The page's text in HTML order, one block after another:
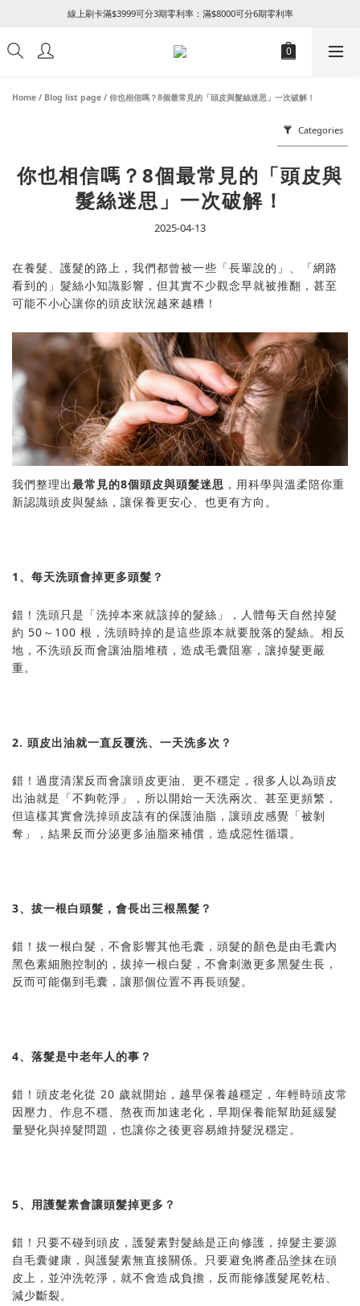
꒰ 新朋友加入會員及填寫生日享NT$50 + 生日禮金 ꒱
線上刷卡滿$3999可分3期零利率：滿$8000可分6期零利率
加入LINE好友綁定官網會員卡即贈Thank you修護護手霜
Home / Blog list page / 你也相信嗎？8個最常見的「頭皮與髮絲迷思」一次破解！
Categories
你也相信嗎？8個最常見的「頭皮與
髮絲迷思」一次破解！
2025-04-13
在養髮、護髮的路上，我們都曾被一些「長輩說的」、「網路
看到的」髮絲小知識影響，但其實不少觀念早就被推翻，甚至
可能不小心讓你的頭皮狀況越來越糟！
我們整理出最常見的8個頭皮與頭髮迷思 ，用科學與溫柔陪你重
新認識頭皮與髮絲，讓保養更安心、也更有方向。
1、每天洗頭會掉更多頭髮？
錯！洗頭只是「洗掉本來就該掉的髮絲」，人體每天自然掉髮
約 50～100 根，洗頭時掉的是這些原本就要脫落的髮絲。相反
地，不洗頭反而會讓油脂堆積，造成毛囊阻塞，讓掉髮更嚴
重。
2. 頭皮出油就一直反覆洗、一天洗多次？
錯！過度清潔反而會讓頭皮更油、更不穩定，很多人以為頭皮
出油就是「不夠乾淨」，所以開始一天洗兩次、甚至更頻繁，
但這樣其實會洗掉頭皮該有的保護油脂，讓頭皮感覺「被剝
奪」，結果反而分泌更多油脂來補償，造成惡性循環。
3、拔一根白頭髮，會長出三根黑髮？
錯！拔一根白髮，不會影響其他毛囊，頭髮的顏色是由毛囊內
黑色素細胞控制的，拔掉一根白髮，不會刺激更多黑髮生長，
反而可能傷到毛囊，讓那個位置不再長頭髮。
4、落髮是中老年人的事？
錯！頭皮老化從 20 歲就開始，越早保養越穩定，年輕時頭皮常
因壓力、作息不穩、熬夜而加速老化，早期保養能幫助延緩髮
量變化與掉髮問題，也讓你之後更容易維持髮況穩定。
5、用護髮素會讓頭髮掉更多？
錯！只要不碰到頭皮，護髮素對髮絲是正向修護，掉髮主要源
自毛囊健康，與護髮素無直接關係。只要避免將產品塗抹在頭
皮上，並沖洗乾淨，就不會造成負擔，反而能修護髮尾乾枯、
減少斷裂。